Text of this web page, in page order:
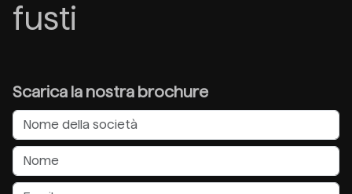
fusti
Scarica la nostra brochure